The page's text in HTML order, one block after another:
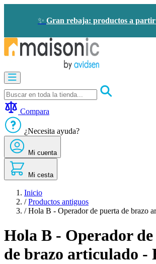
✨ Gran rebaja: productos a partir
Audioporteros
y
videoporteros
-
ahorro
de
energía
Seguridad
Confort
Oportunidades
Compara
¿Necesita ayuda?
Mi cuenta
Mi cesta
Inicio
/ Productos antiguos
/ Hola B - Operador de puerta de brazo
Hola B - Operador
de brazo articulado -